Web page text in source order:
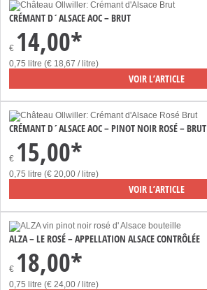
CRÉMANT D´ALSACE AOC – BRUT
€ 14,00*
0,75 litre (€ 18,67 / litre)
VOIR L’ARTICLE
CRÉMANT D´ALSACE AOC – PINOT NOIR ROSÉ – BRUT
€ 15,00*
0,75 litre (€ 20,00 / litre)
VOIR L’ARTICLE
ALZA – LE ROSÉ – APPELLATION ALSACE CONTRÔLÉE
€ 18,00*
0,75 litre (€ 24,00 / litre)